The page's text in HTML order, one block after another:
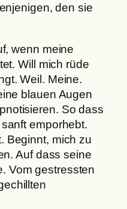
den sie
wenn meine
Will mich rüde
Weil. Meine.
blauen Augen
So dass
emporhebt.
Beginnt, mich zu
Auf dass seine
Vom gestressten